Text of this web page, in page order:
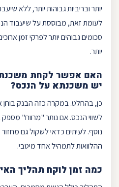
יותר ובריביות גבוהות יותר, ללא
לעומת זאת, מבוססת על שיעבוד
סכומים גבוהים יותר לפרקי זמן
יותר.
האם אפשר לקחת
יש משכנתא על הנכס?
כן, בהחלט. במקרה כזה הבנק בוחן
לשווי הנכס. אם נותר "מרווח"
נוסף. לעיתים כדאי לשקול גם
ההלוואות לתמהיל אחד מיטבי.
כמה זמן לוקח תהליך